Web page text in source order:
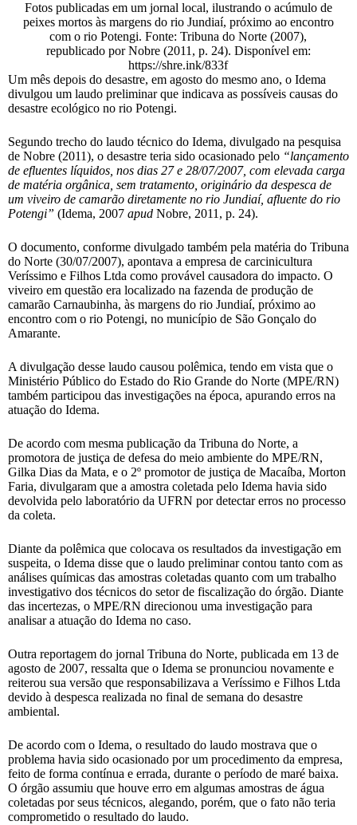
Fotos publicadas em um jornal local, ilustrando o acúmulo de
peixes mortos às margens do rio Jundiaí, próximo ao encontro
com o rio Potengi. Fonte: Tribuna do Norte (2007),
republicado por Nobre (2011, p. 24). Disponível em:
https://shre.ink/833f
Um mês depois do desastre, em agosto do mesmo ano, o Idema
divulgou um laudo preliminar que indicava as possíveis causas do
desastre ecológico no rio Potengi.
Segundo trecho do laudo técnico do Idema, divulgado na pesquisa
de Nobre (2011), o desastre teria sido ocasionado pelo “lançamento
de efluentes líquidos, nos dias 27 e 28/07/2007, com elevada carga
de matéria orgânica, sem tratamento, originário da despesca de
um viveiro de camarão diretamente no rio Jundiaí, afluente do rio
Potengi” (Idema, 2007 apud Nobre, 2011, p. 24).
O documento, conforme divulgado também pela matéria do Tribuna
do Norte (30/07/2007), apontava a empresa de carcinicultura
Veríssimo e Filhos Ltda como provável causadora do impacto. O
viveiro em questão era localizado na fazenda de produção de
camarão Carnaubinha, às margens do rio Jundiaí, próximo ao
encontro com o rio Potengi, no município de São Gonçalo do
Amarante.
A divulgação desse laudo causou polêmica, tendo em vista que o
Ministério Público do Estado do Rio Grande do Norte (MPE/RN)
também participou das investigações na época, apurando erros na
atuação do Idema.
De acordo com mesma publicação da Tribuna do Norte, a
promotora de justiça de defesa do meio ambiente do MPE/RN,
Gilka Dias da Mata, e o 2º promotor de justiça de Macaíba, Morton
Faria, divulgaram que a amostra coletada pelo Idema havia sido
devolvida pelo laboratório da UFRN por detectar erros no processo
da coleta.
Diante da polêmica que colocava os resultados da investigação em
suspeita, o Idema disse que o laudo preliminar contou tanto com as
análises químicas das amostras coletadas quanto com um trabalho
investigativo dos técnicos do setor de fiscalização do órgão. Diante
das incertezas, o MPE/RN direcionou uma investigação para
analisar a atuação do Idema no caso.
Outra reportagem do jornal Tribuna do Norte, publicada em 13 de
agosto de 2007, ressalta que o Idema se pronunciou novamente e
reiterou sua versão que responsabilizava a Veríssimo e Filhos Ltda
devido à despesca realizada no final de semana do desastre
ambiental.
De acordo com o Idema, o resultado do laudo mostrava que o
problema havia sido ocasionado por um procedimento da empresa,
feito de forma contínua e errada, durante o período de maré baixa.
O órgão assumiu que houve erro em algumas amostras de água
coletadas por seus técnicos, alegando, porém, que o fato não teria
comprometido o resultado do laudo.